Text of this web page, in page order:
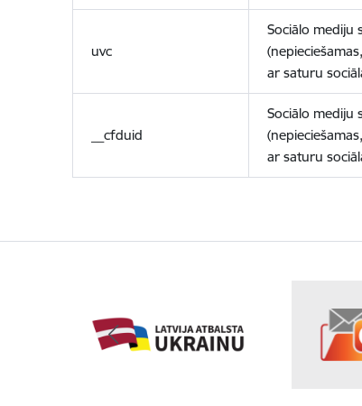
uvc
Sociālo mediju
ar saturu
__cfduid
Sociālo mediju
ar saturu